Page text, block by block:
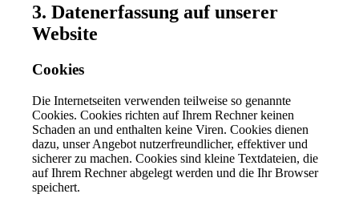
3. Datenerfassung auf unserer
Website
Cookies
Die Internetseiten verwenden teilweise so genannte
Cookies. Cookies richten auf Ihrem Rechner keinen
Schaden an und enthalten keine Viren. Cookies dienen
dazu, unser Angebot nutzerfreundlicher, effektiver und
sicherer zu machen. Cookies sind kleine Textdateien, die
auf Ihrem Rechner abgelegt werden und die Ihr Browser
speichert.